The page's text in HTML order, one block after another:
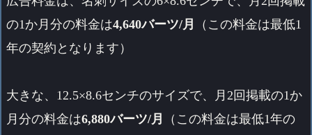
の1か月分の料金は4,640バーツ/月
（この料金は最低1
年の契約となります）
大きな、12.5×8.6センチのサイズで、月2回掲載の1か
月分の料金は6,880バーツ/月
（この料金は最低1年の